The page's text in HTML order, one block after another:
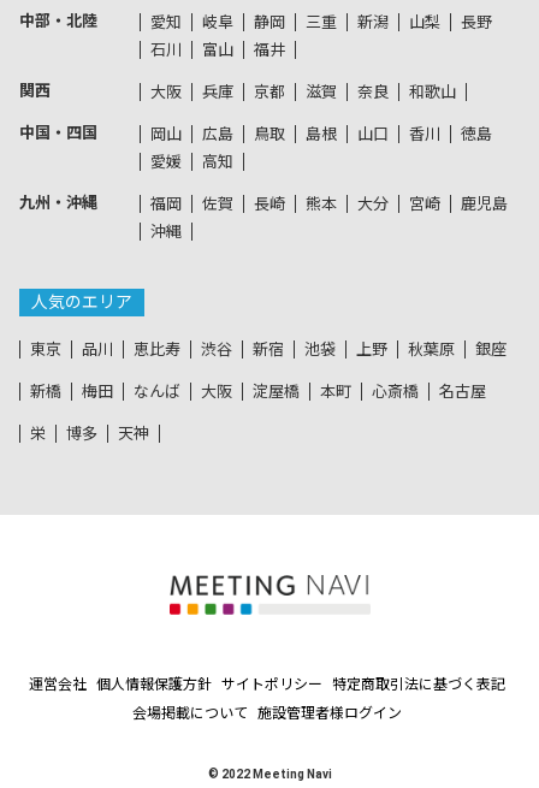
中部・北陸 愛知 岐阜 静岡 三重 新潟 山梨
長野
石川
富山 福井
関西 大阪 兵庫 京都 滋賀 奈良 和歌山
中国・四国 岡山 広島 鳥取 島根 山口 香川
徳島
愛媛
高知
九州・沖縄 福岡 佐賀 長崎 熊本 大分 宮崎
鹿児島
沖縄
人気のエリア
東京 品川 恵比寿 渋谷 新宿 池袋 上野 秋葉原 銀座
新橋 梅田 なんば 大阪 淀屋橋 本町 心斎橋 名古屋
栄 博多 天神
運営会社 個人情報保護方針 サイトポリシー
特定商取引法に基づく表記
会場掲載について
施設管理者様ログイン
© 2022 Meeting Navi